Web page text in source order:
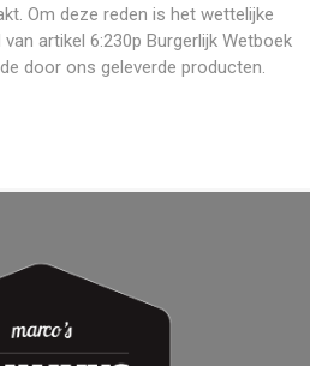
Om deze reden is het wettelijke
artikel 6:230p Burgerlijk Wetboek
door ons geleverde producten.